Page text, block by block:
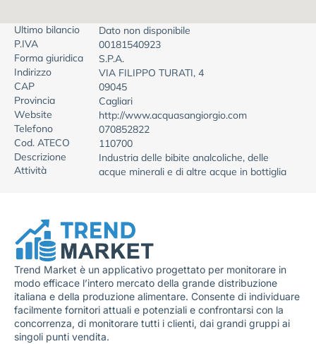
Ultimo bilancio
Dato non disponibile
P.IVA
00181540923
Forma giuridica
S.P.A.
Indirizzo
VIA FILIPPO TURATI, 4
CAP
09045
Provincia
Cagliari
Website
http://www.acquasangiorgio.com
Telefono
070852822
Cod. ATECO
110700
Descrizione
Attività
Industria delle bibite analcoliche, delle
acque minerali e di altre acque in bottiglia
Trend Market è un applicativo progettato per monitorare in
modo efficace l’intero mercato della grande distribuzione
italiana e della produzione alimentare. Consente di individuare
facilmente fornitori attuali e potenziali e confrontarsi con la
concorrenza, di monitorare tutti i clienti, dai grandi gruppi ai
singoli punti vendita.